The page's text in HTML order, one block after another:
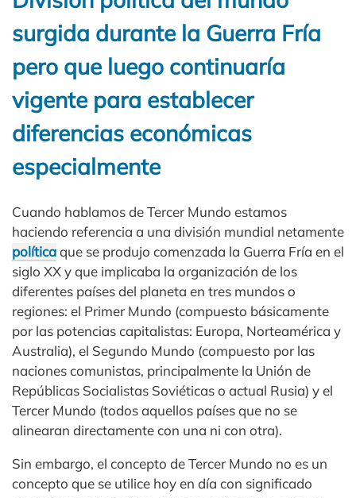
surgida durante la Guerra Fría
pero que luego continuaría
vigente para establecer
diferencias económicas
especialmente
Cuando hablamos de Tercer Mundo estamos
haciendo referencia a una división mundial netamente
políticaque se produjo comenzada la Guerra Fría en el
siglo XX y que implicaba la organización de los
diferentes países del planeta en tres mundos o
regiones: el Primer Mundo (compuesto básicamente
por las potencias capitalistas: Europa, Norteamérica y
Australia), el Segundo Mundo (compuesto por las
naciones comunistas, principalmente la Unión de
Repúblicas Socialistas Soviéticas o actual Rusia) y el
Tercer Mundo (todos aquellos países que no se
alinearan directamente con una ni con otra).
Sin embargo, el concepto de Tercer Mundo no es un
concepto que se utilice hoy en día con significado